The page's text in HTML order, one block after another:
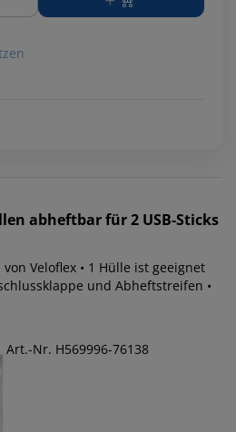
abheftbar für 2 USB-Sticks
Veloflex • 1 Hülle ist geeignet
und Abheftstreifen •
Art.-Nr. H569996-76138